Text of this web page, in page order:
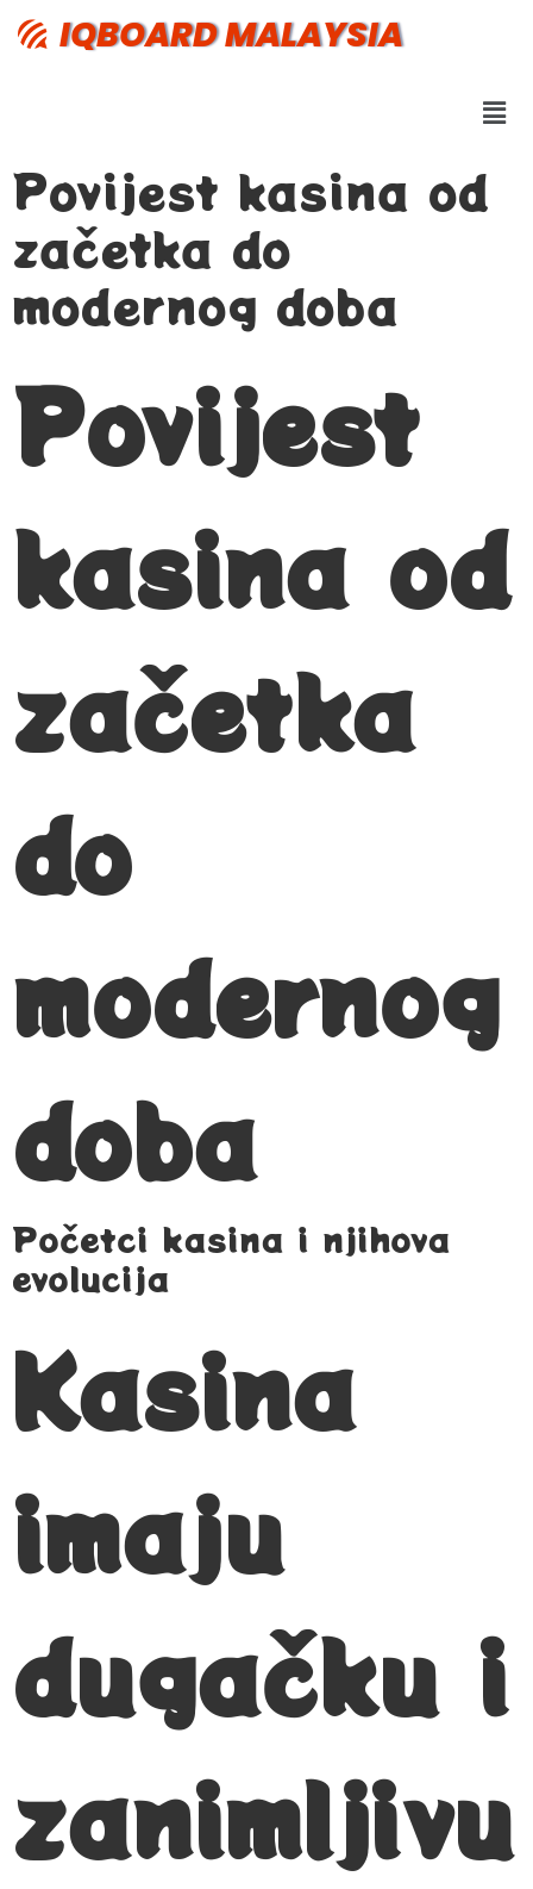
IQBOARD MALAYSIA
Povijest kasina od
začetka do
modernog doba
Povijest
kasina od
začetka
do
modernog
doba
Početci kasina i njihova
evolucija
Kasina
imaju
dugačku i
zanimljivu